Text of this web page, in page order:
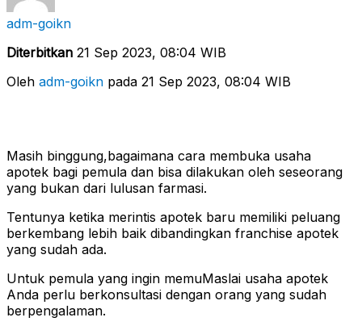
adm-goikn
Diterbitkan 21 Sep 2023, 08:04 WIB
Oleh adm-goikn pada 21 Sep 2023, 08:04 WIB
Masih binggung,bagaimana cara membuka usaha
apotek bagi pemula dan bisa dilakukan oleh seseorang
yang bukan dari lulusan farmasi.
Tentunya ketika merintis apotek baru memiliki peluang
berkembang lebih baik dibandingkan franchise apotek
yang sudah ada.
Untuk pemula yang ingin memuMaslai usaha apotek
Anda perlu berkonsultasi dengan orang yang sudah
berpengalaman.